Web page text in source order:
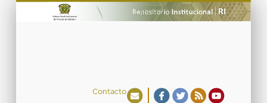
Contacto